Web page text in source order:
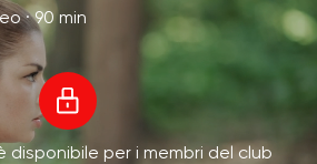
·90 min
disponibile per i membri del club